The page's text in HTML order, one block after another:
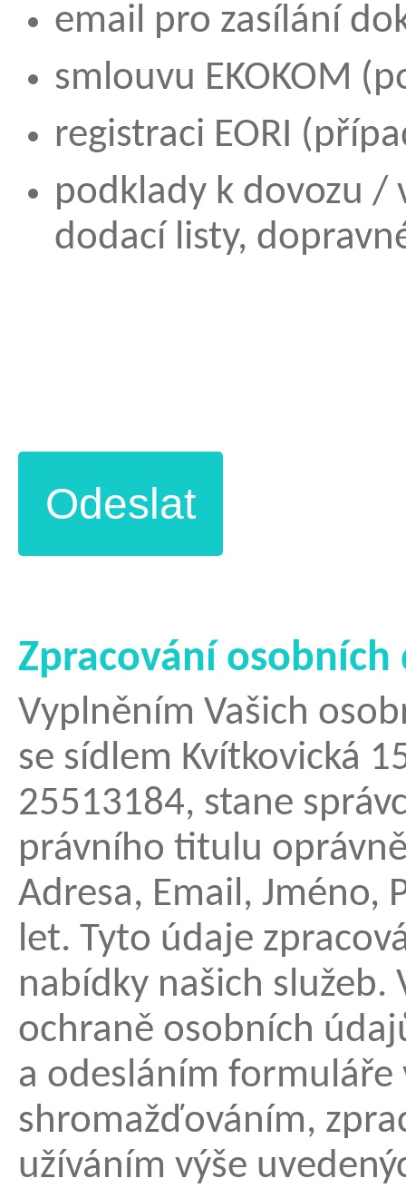
email pro zasílání
smlouvu EKOKOM
registraci EORI
podklady k dovozu /
dodací listy,
Zpracování osobních
Vyplněním Vašich
se sídlem Kvítkovická
25513184, stane
právního titulu
Adresa, Email, Jméno,
let. Tyto údaje
nabídky našich služeb.
ochraně osobních
a odesláním formuláře
shromažďováním,
užíváním výše